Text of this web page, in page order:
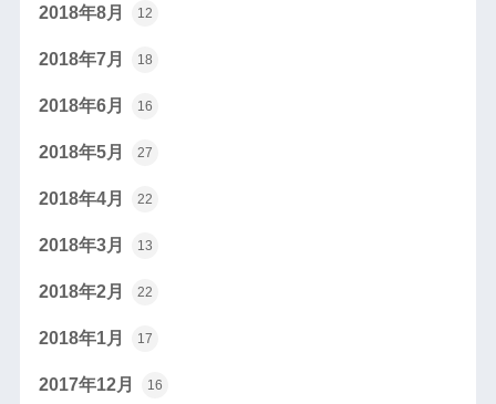
2018年8月 12
2018年7月 18
2018年6月 16
2018年5月 27
2018年4月 22
2018年3月 13
2018年2月 22
2018年1月 17
2017年12月 16